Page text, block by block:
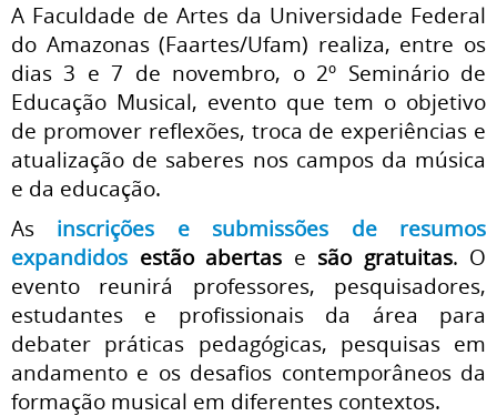
A Faculdade de Artes da Universidade Federal
do Amazonas (Faartes/Ufam) realiza, entre os
dias 3 e 7 de novembro, o 2º Seminário de
Educação Musical, evento que tem o objetivo
de promover reflexões, troca de experiências e
atualização de saberes nos campos da música
e da educação.
As inscrições e submissões de resumos
expandidos estão abertas e são gratuitas. O
evento reunirá professores, pesquisadores,
estudantes e profissionais da área para
debater práticas pedagógicas, pesquisas em
andamento e os desafios contemporâneos da
formação musical em diferentes contextos.